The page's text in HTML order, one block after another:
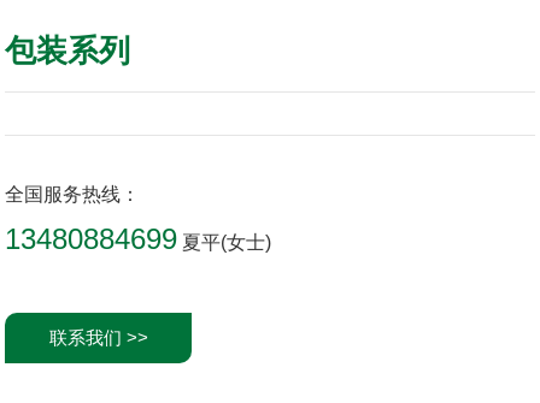
包装系列
全国服务热线：
13480884699 夏平(女士)
联系我们 >>